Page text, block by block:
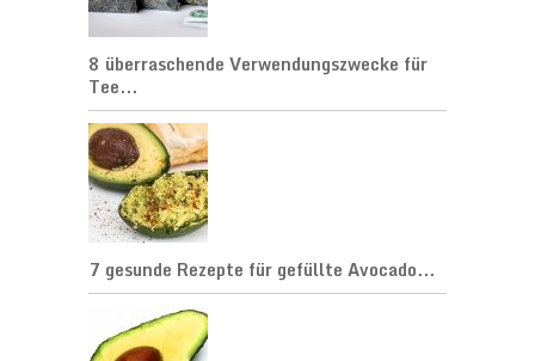
8 überraschende Verwendungszwecke für
Tee...
7 gesunde Rezepte für gefüllte Avocado...